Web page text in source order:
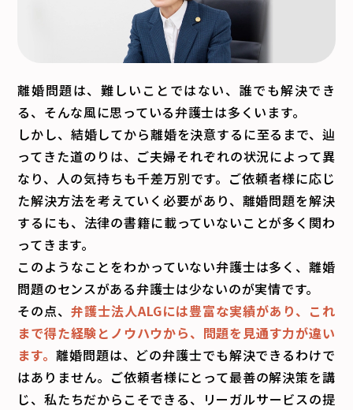
離婚問題は、難しいことではない、誰でも解決でき
る、そんな風に思っている弁護士は多くいます。
しかし、結婚してから離婚を決意するに至るまで、辿
ってきた道のりは、ご夫婦それぞれの状況によって異
なり、人の気持ちも千差万別です。ご依頼者様に応じ
た解決方法を考えていく必要があり、離婚問題を解決
するにも、法律の書籍に載っていないことが多く関わ
ってきます。
このようなことをわかっていない弁護士は多く、離婚
問題のセンスがある弁護士は少ないのが実情です。
その点、弁護士法人ALGには豊富な実績があり、これ
まで得た経験とノウハウから、問題を見通す力が違い
ます。離婚問題は、どの弁護士でも解決できるわけで
はありません。ご依頼者様にとって最善の解決策を講
じ、私たちだからこそできる、リーガルサービスの提